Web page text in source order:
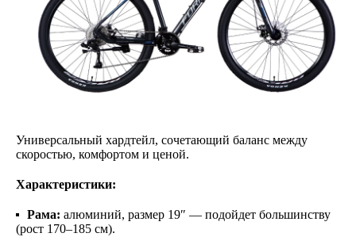
Универсальный хардтейл, сочетающий баланс между
скоростью, комфортом и ценой.
Характеристики:
Рама: алюминий, размер 19″ — подойдет большинству
(рост 170–185 см).